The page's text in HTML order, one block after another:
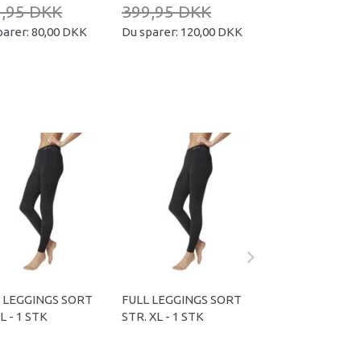
DKK
80,00 DKK
399,95 DKK
Du sparer: 120,00 DKK
LEGGINGS SORT
- 1 STK
FULL LEGGINGS SORT
STR. XL - 1 STK